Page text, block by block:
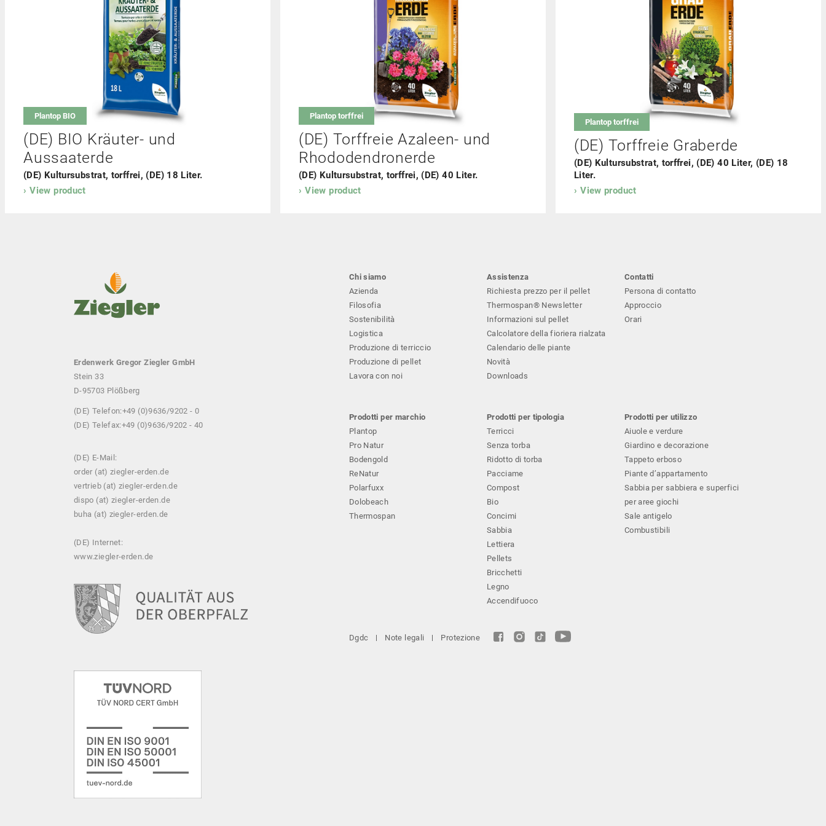
Plantop BIO
(DE) BIO Kräuter- und
Aussaaterde
(DE) Kultursubstrat, torffrei, (DE) 18 Liter.
View product
Plantop torffrei
(DE) Torffreie Azaleen- und
Rhododendronerde
(DE) Kultursubstrat, torffrei, (DE) 40 Liter.
View product
Plantop torffrei
(DE) Torffreie Graberde
(DE) Kultursubstrat, torffrei, (DE) 40 Liter, (DE) 18
Liter.
View product
Erdenwerk Gregor Ziegler GmbH
Stein 33
D-95703 Plößberg
(DE) Telefon:+49 (0)9636/9202 - 0
(DE) Telefax:+49 (0)9636/9202 - 40
(DE) E-Mail:
order (at) ziegler-erden.de
vertrieb (at) ziegler-erden.de
dispo (at) ziegler-erden.de
buha (at) ziegler-erden.de
(DE) Internet:
www.ziegler-erden.de
Chi siamo
Azienda
Filosofia
Sostenibilità
Logistica
Produzione di terriccio
Produzione di pellet
Lavora con noi
Assistenza
Richiesta prezzo per il pellet
Thermospan® Newsletter
Informazioni sul pellet
Calcolatore della fioriera rialzata
Calendario delle piante
Novità
Downloads
Contatti
Persona di contatto
Approccio
Orari
Prodotti per marchio
Plantop
Pro Natur
Bodengold
ReNatur
Polarfuxx
Dolobeach
Thermospan
Prodotti per tipologia
Terricci
Senza torba
Ridotto di torba
Pacciame
Compost
Bio
Concimi
Sabbia
Lettiera
Pellets
Bricchetti
Legno
Accendifuoco
Prodotti per utilizzo
Aiuole e verdure
Giardino e decorazione
Tappeto erboso
Piante d’appartamento
Sabbia per sabbiera e superfici
per aree giochi
Sale antigelo
Combustibili
Dgdc Note legali Protezione